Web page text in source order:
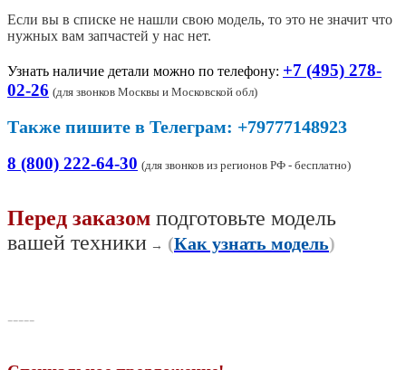
Если вы в списке не нашли свою модель, то это не значит что
нужных вам запчастей у нас нет.
Узнать наличие детали можно по телефону: +7 (495) 278-
02-26 (для звонков Москвы и Московской обл)
Также пишите в Телеграм: +79777148923
8 (800) 222-64-30 (для звонков из регионов РФ - бесплатно)
Перед заказом подготовьте модель
вашей техники → (Как узнать модель)
-----